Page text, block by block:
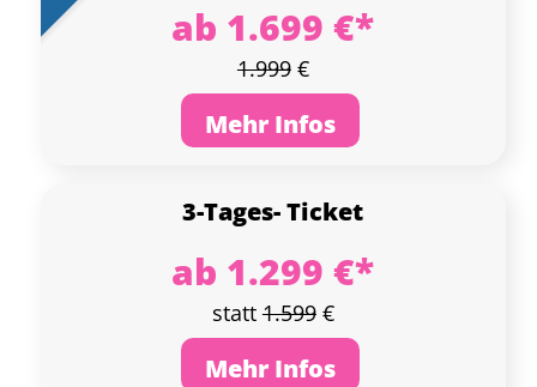
ab 1.699 €*
1.999€
Mehr Infos
3-Tages-Ticket
ab 1.299 €*
statt1.599€
Mehr Infos